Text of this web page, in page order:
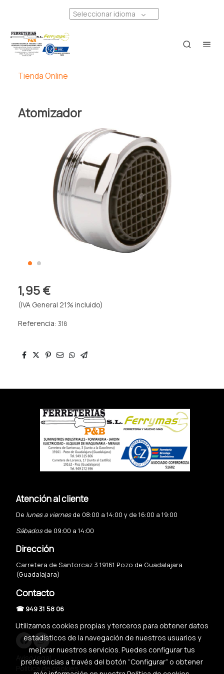
Seleccionar idioma
Tienda Online
Atomizador
1,95 €
(IVA General 21% incluido)
Referencia: 318
Atención al cliente
De lunes a viernesde 08:00 a 14:00 y de 16:00 a 19:00
Sábadosde 09:00 a 14:00
Dirección
Carretera de Santorcaz 3 19161 Pozo de Guadalajara
(Guadalajara)
Contacto
☎ 949 31 58 06
Aviso legal
Política de cookies
Utilizamos cookies propias y terceros para obtener datos
estadísticos de la navegación de nuestros usuarios y
mejorar nuestros servicios. Puedes configurar tus
preferencias a través del botón “Configurar” o obtener